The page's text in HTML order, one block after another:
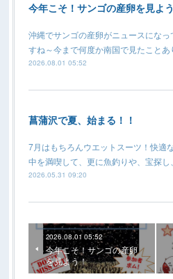
今年こそ！サンゴの産卵を見よ
沖縄でサンゴの産卵がニュースになっ
すね～今まで何度か南国で見たこと
2026.08.01 05:52
菖蒲沢で夏、始まる！！
7月はもちろんウエットスーツ！快適
中を満喫して、更に魚釣りや、宝探
2026.05.31 09:20
2026.08.01 05:52
今年こそ！サンゴの産卵
を見よう！